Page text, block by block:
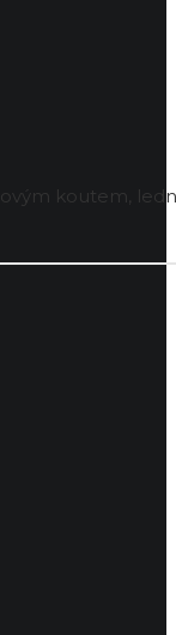
koutem,